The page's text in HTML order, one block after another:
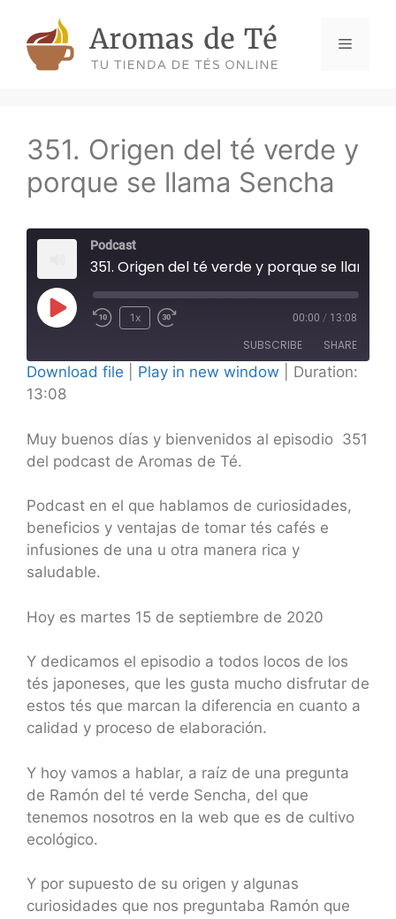
content
Menu
351. Origen del té verde y
porque se llama Sencha
Podcast
Play
1x 00:00 / 13:08
SUBSCRIBE SHARE
SHARE
LINK
EMBED
Download file Play in new window
Duration:
13:08
Muy buenos días y bienvenidos al episodio 351
del podcast de Aromas de Té.
Podcast en el que hablamos de curiosidades,
beneficios y ventajas de tomar tés cafés e
infusiones de una u otra manera rica y
saludable.
Hoy es martes 15 de septiembre de 2020
Y dedicamos el episodio a todos locos de los
tés japoneses, que les gusta mucho disfrutar de
estos tés que marcan la diferencia en cuanto a
calidad y proceso de elaboración.
Y hoy vamos a hablar, a raíz de una pregunta
de Ramón del té verde Sencha, del que
tenemos nosotros en la web que es de cultivo
ecológico.
Y por supuesto de su origen y algunas
curiosidades que nos preguntaba Ramón que